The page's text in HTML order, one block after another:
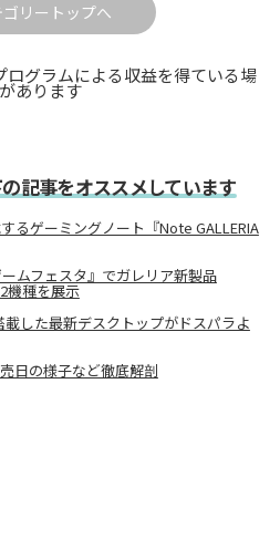
ゴリートップへ
グラムによる収益を得ている場
あります
記事をオススメしています
るゲーミングノート『Note GALLERIA
ムフェスタ』でガレリア新製品
機種を展示
載した最新デスクトップがドスパラよ
日の様子など徹底解剖